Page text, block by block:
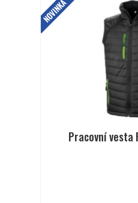
Pracovní vesta
NOVINKA